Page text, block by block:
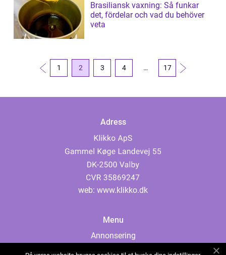
Brasiliansk vaxning: Så funkar
det, fördelar och vad du behöver
veta
1 2 3 4 … 17
Adress
web: www.klikko.dk
Menu
Annonsering